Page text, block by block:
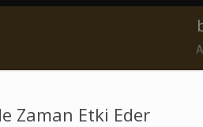
Zaman Etki Eder